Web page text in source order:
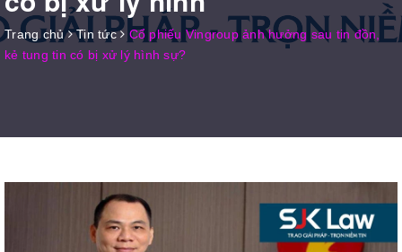
Trang chủ Tin tức
Cổ phiếu Vingroup ảnh hưởng sau tin đồn,
kẻ tung tin có bị xử lý hình sự?